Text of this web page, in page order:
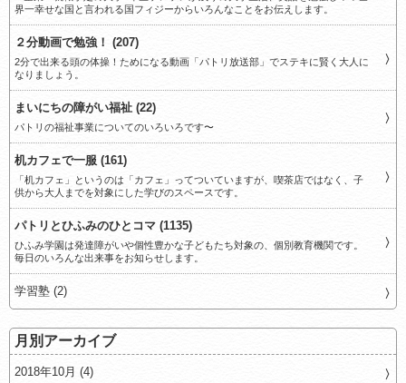
界一幸せな国と言われる国フィジーからいろんなことをお伝えします。
２分動画で勉強！ (207)
2分で出来る頭の体操！ためになる動画「パトリ放送部」でステキに賢く大人に
なりましょう。
まいにちの障がい福祉 (22)
パトリの福祉事業についてのいろいろです〜
机カフェで一服 (161)
「机カフェ」というのは「カフェ」ってついていますが、喫茶店ではなく、子
供から大人までを対象にした学びのスペースです。
パトリとひふみのひとコマ (1135)
ひふみ学園は発達障がいや個性豊かな子どもたち対象の、個別教育機関です。
毎日のいろんな出来事をお知らせします。
学習塾 (2)
月別アーカイブ
2018年10月 (4)